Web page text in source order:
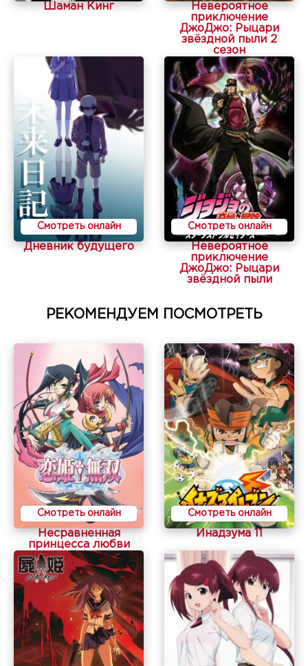
Шаман Кинг
Невероятное
приключение
ДжоДжо: Рыцари
звёздной пыли 2
сезон
Смотреть онлайн
Дневник будущего
Смотреть онлайн
Невероятное
приключение
ДжоДжо: Рыцари
звёздной пыли
РЕКОМЕНДУЕМ ПОСМОТРЕТЬ
Смотреть онлайн
Несравненная
принцесса любви
Смотреть онлайн
Инадзума 11